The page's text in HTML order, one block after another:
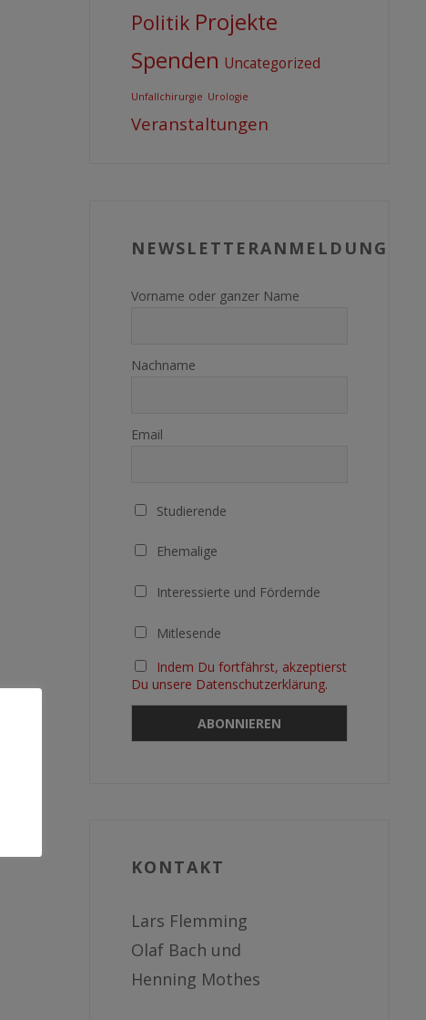
Politik Projekte
Spenden Uncategorized
Unfallchirurgie Urologie
Veranstaltungen
NEWSLETTERANMELDUNG
Vorname oder ganzer Name
Nachname
Email
Studierende
Ehemalige
Interessierte und Fördernde
Mitlesende
Indem Du fortfährst, akzeptierst
Du unsere Datenschutzerklärung.
KONTAKT
Lars Flemming
Olaf Bach und
Henning Mothes